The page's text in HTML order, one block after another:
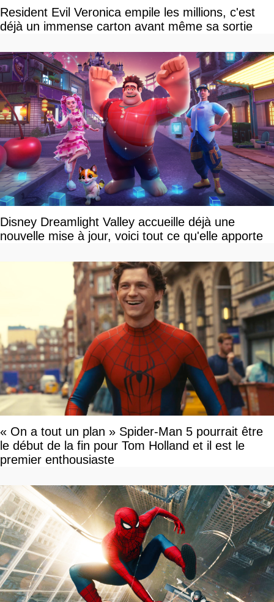
Resident Evil Veronica empile les millions, c'est
déjà un immense carton avant même sa sortie
Disney Dreamlight Valley accueille déjà une
nouvelle mise à jour, voici tout ce qu'elle apporte
« On a tout un plan » Spider-Man 5 pourrait être
le début de la fin pour Tom Holland et il est le
premier enthousiaste